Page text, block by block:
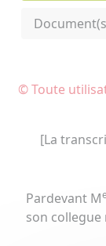
© Toute
[La
Pardevant Me
son collegue